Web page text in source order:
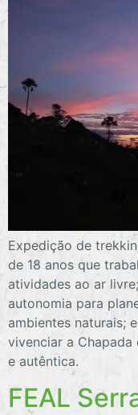
Expedição de
de 18 anos que
atividades ao ar
autonomia para
ambientes naturais;
vivenciar a
e autêntica.
FEAL